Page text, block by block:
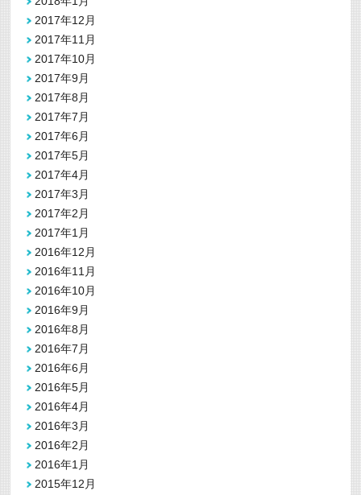
2017年12月
2017年11月
2017年10月
2017年9月
2017年8月
2017年7月
2017年6月
2017年5月
2017年4月
2017年3月
2017年2月
2017年1月
2016年12月
2016年11月
2016年10月
2016年9月
2016年8月
2016年7月
2016年6月
2016年5月
2016年4月
2016年3月
2016年2月
2016年1月
2015年12月